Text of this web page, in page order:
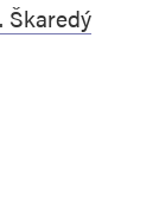
Škaredý